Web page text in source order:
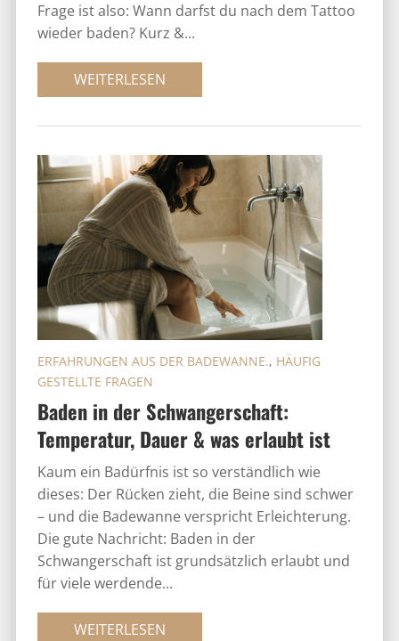
Frage ist also: Wann darfst du nach dem Tattoo
wieder baden? Kurz &...
WEITERLESEN
Baden in der Schwangerschaft:
Temperatur, Dauer & was erlaubt ist
ERFAHRUNGEN AUS DER BADEWANNE., HÄUFIG
GESTELLTE FRAGEN
Kaum ein Badürfnis ist so verständlich wie
dieses: Der Rücken zieht, die Beine sind schwer
– und die Badewanne verspricht Erleichterung.
Die gute Nachricht: Baden in der
Schwangerschaft ist grundsätzlich erlaubt und
für viele werdende...
WEITERLESEN